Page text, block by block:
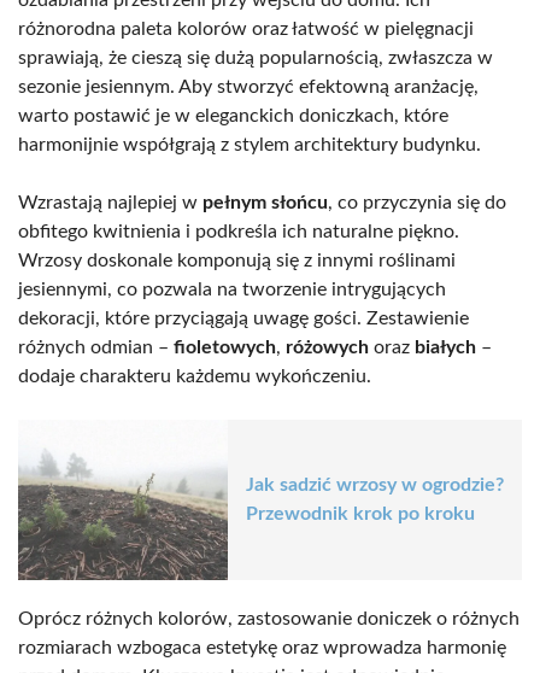
różnorodna paleta kolorów oraz łatwość w pielęgnacji
sprawiają, że cieszą się dużą popularnością, zwłaszcza w
sezonie jesiennym. Aby stworzyć efektowną aranżację,
warto postawić je w eleganckich doniczkach, które
harmonijnie współgrają z stylem architektury budynku.
Wzrastają najlepiej w pełnym słońcu, co przyczynia się do
obfitego kwitnienia i podkreśla ich naturalne piękno.
Wrzosy doskonale komponują się z innymi roślinami
jesiennymi, co pozwala na tworzenie intrygujących
dekoracji, które przyciągają uwagę gości. Zestawienie
różnych odmian – fioletowych, różowych oraz białych –
dodaje charakteru każdemu wykończeniu.
Jak sadzić wrzosy w ogrodzie?
Przewodnik krok po kroku
Oprócz różnych kolorów, zastosowanie doniczek o różnych
rozmiarach wzbogaca estetykę oraz wprowadza harmonię